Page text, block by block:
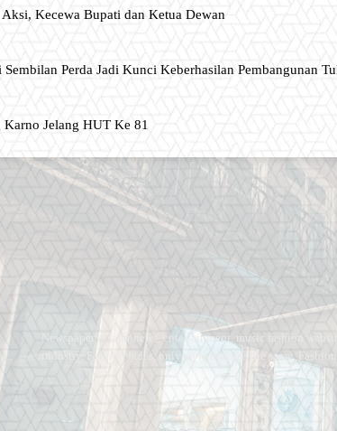
Kecewa Bupati dan Ketua Dewan
Perda Jadi Kunci Keberhasilan Pembangunan
Jelang HUT Ke 81
Newspaper is your news, entertainment, music fashion
industry. Fashion fades, only style remains the same.